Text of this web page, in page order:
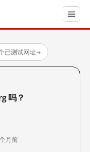
已测试网址→
吗？
月前